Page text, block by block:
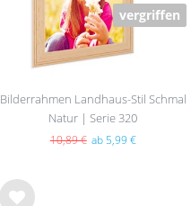
vergriffen
Bilderrahmen Landhaus-Stil Schmal
Natur | Serie 320
10,89 € ab 5,99 €